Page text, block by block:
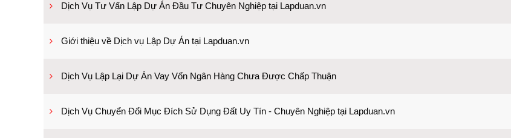
Dịch Vụ Tư Vấn Lập Dự Án Đầu Tư Chuyên Nghiệp tại Lapduan.vn
Giới thiệu về Dịch vụ Lập Dự Án tại Lapduan.vn
Dịch Vụ Lập Lại Dự Án Vay Vốn Ngân Hàng Chưa Được Chấp Thuận
Dịch Vụ Chuyển Đổi Mục Đích Sử Dụng Đất Uy Tín - Chuyên Nghiệp tại Lapduan.vn